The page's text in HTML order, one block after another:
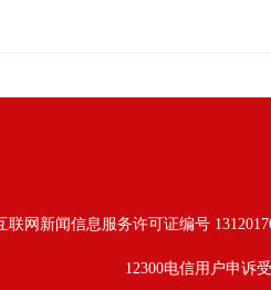
联网新闻信息服务许可证编号
12300电信用户申诉